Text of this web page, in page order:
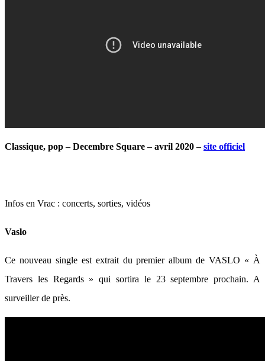
Classique, pop – Decembre Square – avril 2020 –site officiel
Infos en Vrac : concerts, sorties, vidéos
Vaslo
Ce nouveau single est extrait du premier album de VASLO « À
Travers les Regards » qui sortira le 23 septembre prochain. A
surveiller de près.